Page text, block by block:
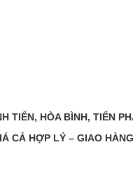
TIẾN, HÒA BÌNH, TIẾN
CẢ HỢP LÝ – GIAO